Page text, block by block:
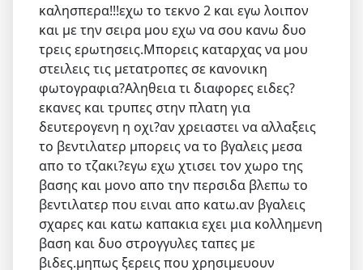
καλησπερα!!!εχω το τεκνο 2 και εγω λοιπον
και με την σειρα μου εχω να σου κανω δυο
τρεις ερωτησεις.Μπορεις καταρχας να μου
στειλεις τις μετατροπες σε κανονικη
φωτογραφια?Αληθεια τι διαφορες ειδες?
εκανες και τρυπες στην πλατη για
δευτερογενη η οχι?αν χρειαστει να αλλαξεις
το βεντιλατερ μπορεις να το βγαλεις μεσα
απο το τζακι?εγω εχω χτισει τον χωρο της
βασης και μονο απο την περσιδα βλεπω το
βεντιλατερ που ειναι απο κατω.αν βγαλεις
σχαρες και κατω καπακια εχει μια κολλημενη
βαση και δυο στρογγυλες ταπες με
βιδες.μηπως ξερεις που χρησιμευουν